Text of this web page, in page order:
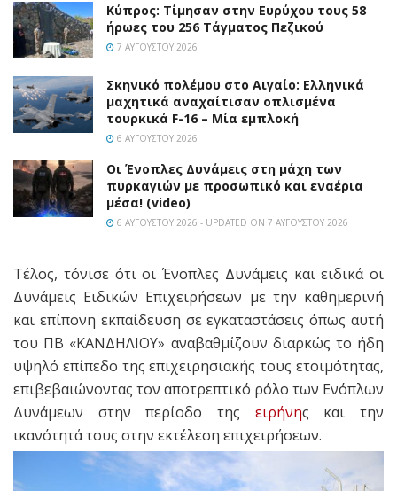
Κύπρος: Τίμησαν στην Ευρύχου τους 58
ήρωες του 256 Τάγματος Πεζικού
7 ΑΥΓΟΎΣΤΟΥ 2026
Σκηνικό πολέμου στο Αιγαίο: Ελληνικά
μαχητικά αναχαίτισαν οπλισμένα
τουρκικά F-16 – Μία εμπλοκή
6 ΑΥΓΟΎΣΤΟΥ 2026
Οι Ένοπλες Δυνάμεις στη μάχη των
πυρκαγιών με προσωπικό και εναέρια
μέσα! (video)
6 ΑΥΓΟΎΣΤΟΥ 2026 - UPDATED ON 7 ΑΥΓΟΎΣΤΟΥ 2026
Τέλος, τόνισε ότι οι Ένοπλες Δυνάμεις και ειδικά οι
Δυνάμεις Ειδικών Επιχειρήσεων με την καθημερινή
και επίπονη εκπαίδευση σε εγκαταστάσεις όπως αυτή
του ΠΒ «ΚΑΝΔΗΛΙΟΥ» αναβαθμίζουν διαρκώς το ήδη
υψηλό επίπεδο της επιχειρησιακής τους ετοιμότητας,
επιβεβαιώνοντας τον αποτρεπτικό ρόλο των Ενόπλων
Δυνάμεων στην περίοδο της ειρήνης και την
ικανότητά τους στην εκτέλεση επιχειρήσεων.